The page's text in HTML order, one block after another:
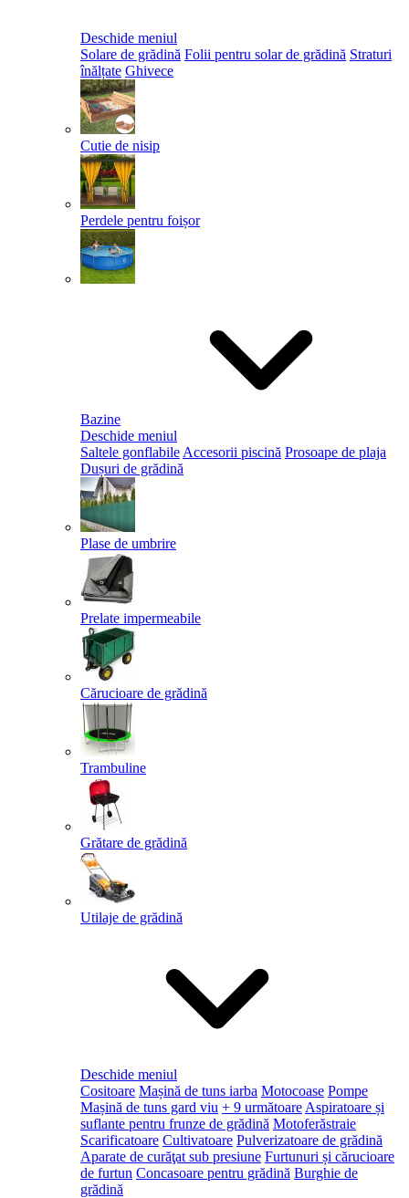
Deschide meniul
Solare de grădină Folii pentru solar de grădină Straturi
înălțate Ghivece
Cutie de nisip
Perdele pentru foișor
Bazine
Deschide meniul
Saltele gonflabile Accesorii piscină Prosoape de plaja
Dușuri de grădină
Plase de umbrire
Prelate impermeabile
Cărucioare de grădină
Trambuline
Grătare de grădină
Utilaje de grădină
Deschide meniul
Cositoare Mașină de tuns iarba Motocoase Pompe
Mașină de tuns gard viu + 9 următoare Aspiratoare și
suflante pentru frunze de grădină Motoferăstraie
Scarificatoare Cultivatoare Pulverizatoare de grădină
Aparate de curăţat sub presiune Furtunuri și cărucioare
de furtun Concasoare pentru grădină Burghie de
grădină